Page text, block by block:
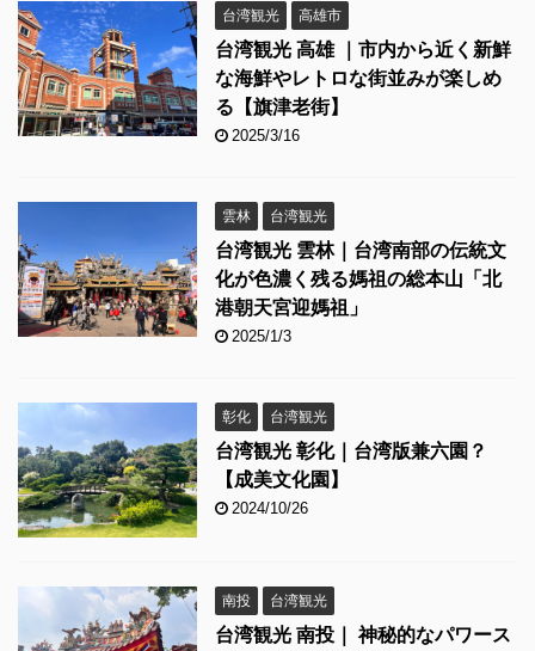
台湾観光 高雄市
台湾観光 高雄 ｜市内から近く新鮮
な海鮮やレトロな街並みが楽しめ
る【旗津老街】
2025/3/16
雲林 台湾観光
台湾観光 雲林｜台湾南部の伝統文
化が色濃く残る媽祖の総本山「北
港朝天宮迎媽祖」
2025/1/3
彰化 台湾観光
台湾観光 彰化｜台湾版兼六園？
【成美文化園】
2024/10/26
南投 台湾観光
台湾観光 南投｜ 神秘的なパワース